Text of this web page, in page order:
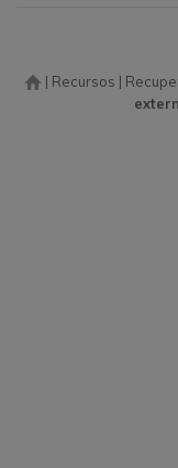
| Recursos |